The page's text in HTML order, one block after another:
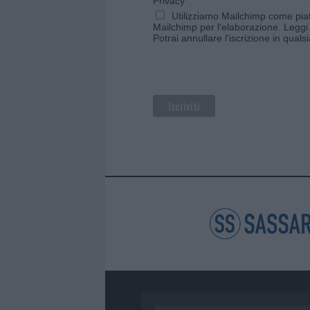
Utilizziamo Mailchimp come
Mailchimp per l'elaborazione.
Potrai annullare l'iscrizione in